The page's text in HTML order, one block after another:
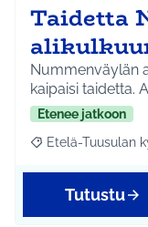
Taidetta
Nummenväylän
kaipaisi taidetta.
Etenee jatkoon
Rajaa tulokset
Etelä-Tuusulan
Tutustu